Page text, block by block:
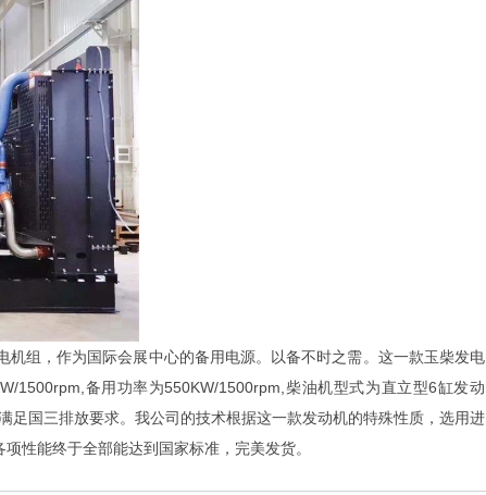
组，作为国际会展中心的备用电源。以备不时之需。这一款玉柴发电
1500rpm,备用功率为550KW/1500rpm,柴油机型式为直立型6缸发动
国三排放要求。我公司的技术根据这一款发动机的特殊性质，选用进
性能终于全部能达到国家标准，完美发货。